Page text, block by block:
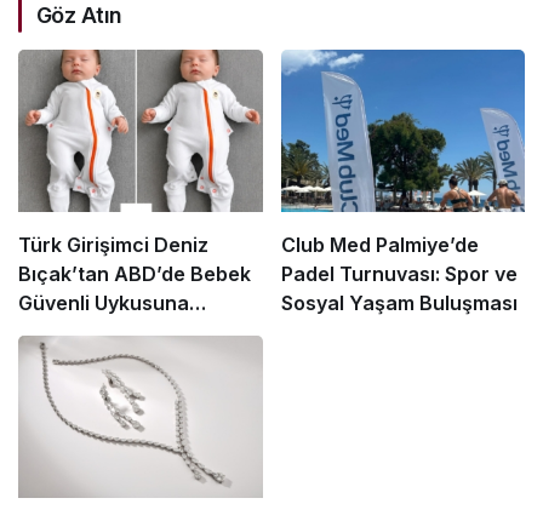
Göz Atın
Türk Girişimci Deniz
Bıçak’tan ABD’de Bebek
Güvenli Uykusuna
Yenilikçi Dokunuş
Club Med Palmiye’de
Padel Turnuvası: Spor ve
Sosyal Yaşam Buluşması